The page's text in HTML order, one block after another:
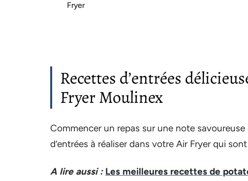
Fryer
Recettes d’entrées
Fryer Moulinex
Commencer un repas sur une note
d’entrées à réaliser dans votre Air Fryer qui
A lire aussi : Les meilleures recettes de